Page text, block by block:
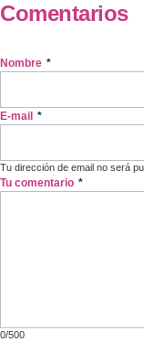
Comentarios
Nombre *
E-mail *
Tu dirección de email no será
Tu comentario *
0/500